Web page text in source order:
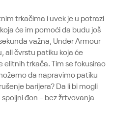
trkačima i uvek je u potrazi
će im pomoći da budu još
važna, Under Armour
ali čvrstu patiku koja će
trkača. Tim se fokusirao
da napravimo patiku
barijera? Da li bi mogli
đon – bez žrtvovanja